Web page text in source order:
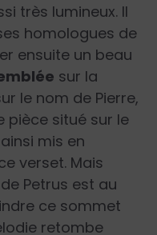
très lumineux. Il
homologues de
ensuite un beau
sur la
le nom de Pierre,
pièce situé sur le
mis en
verset. Mais
Petrus est au
ce sommet
retombe